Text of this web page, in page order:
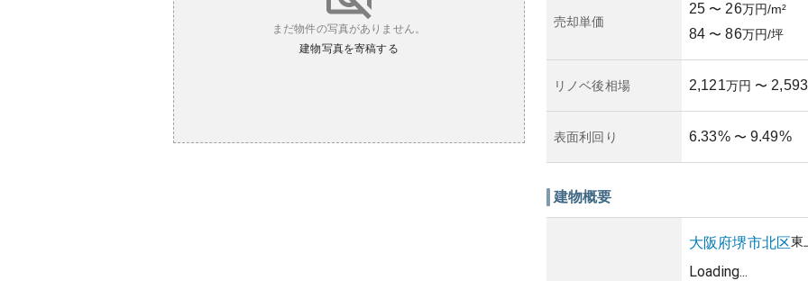
まだ物件の写真がありません。
建物写真を寄稿する
売却単価
25 〜 26万円/m²
84 〜 86万円/坪
リノベ後相場 2,121万円 〜 2,593
表面利回り 6.33% 〜 9.49%
建物概要
大阪府堺市北区東
Loading...